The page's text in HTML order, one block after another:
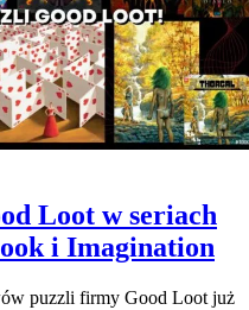
Loot w seriach
i Imagination
puzzli firmy Good Loot już